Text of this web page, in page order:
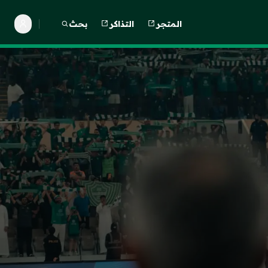
المتجر التذاكر بحث